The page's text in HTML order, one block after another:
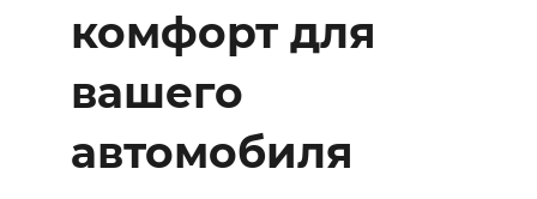
комфорт для
вашего
автомобиля